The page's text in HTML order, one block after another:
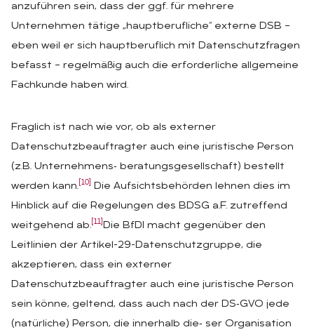
anzuführen sein, dass der ggf. für mehrere
Unternehmen tätige „hauptberufliche“ externe DSB –
eben weil er sich hauptberuflich mit Datenschutzfragen
befasst – regelmäßig auch die erforderliche allgemeine
Fachkunde haben wird.
Fraglich ist nach wie vor, ob als externer
Datenschutzbeauftragter auch eine juristische Person
(z.B. Unternehmens‑ beratungsgesellschaft) bestellt
werden kann. [10]
Die Aufsichtsbehörden lehnen dies im
Hinblick auf die Regelungen des BDSG a.F. zutreffend
weitgehend ab. [11] Die BfDI macht gegenüber den
Leitlinien der Artikel-29-Datenschutzgruppe, die
akzeptieren, dass ein externer
Datenschutzbeauftragter auch eine juristische Person
sein könne, geltend, dass auch nach der DS‑GVO jede
(natürliche) Person, die innerhalb die‑ ser Organisation